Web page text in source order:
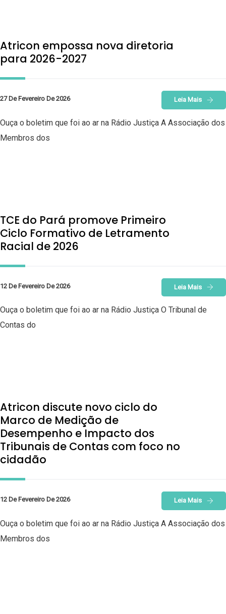
Atricon empossa nova diretoria
para 2026-2027
27 De Fevereiro De 2026 Leia Mais
Ouça o boletim que foi ao ar na Rádio Justiça A Associação dos
Membros dos
TCE do Pará promove Primeiro
Ciclo Formativo de Letramento
Racial de 2026
12 De Fevereiro De 2026 Leia Mais
Ouça o boletim que foi ao ar na Rádio Justiça O Tribunal de
Contas do
Atricon discute novo ciclo do
Marco de Medição de
Desempenho e Impacto dos
Tribunais de Contas com foco no
cidadão
12 De Fevereiro De 2026 Leia Mais
Ouça o boletim que foi ao ar na Rádio Justiça A Associação dos
Membros dos